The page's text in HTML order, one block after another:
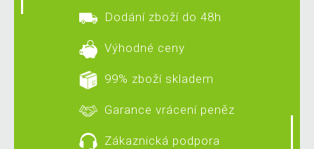
Dodání zboží do 48h
Výhodné ceny
99% zboží skladem
Garance vrácení peněz
Zákaznická podpora